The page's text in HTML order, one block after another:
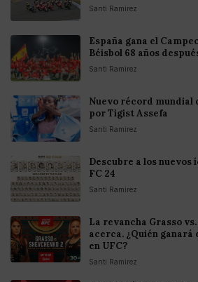
Santi Ramirez
España gana el
Béisbol 68 años
Santi Ramirez
Nuevo récord mundial
por Tigist Assefa
Santi Ramirez
Descubre a los nuevos
FC 24
Santi Ramirez
La revancha Grasso
acerca. ¿Quién
en UFC?
Santi Ramirez